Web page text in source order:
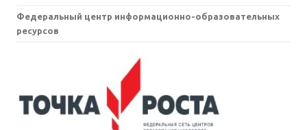
Федеральный центр информационно-образовательных
ресурсов